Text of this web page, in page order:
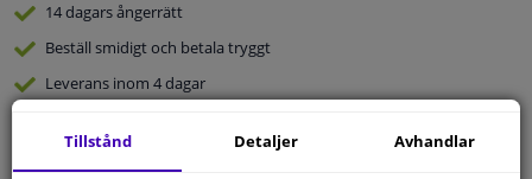
14 dagarsångerrätt
Beställ smidigt och betala tryggt
Leverans inom 4 dagar
Tillstånd Detaljer Avhandlar